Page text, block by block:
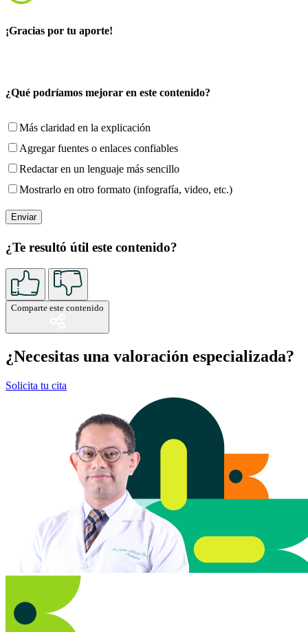
¡Gracias por tu aporte!
¿Qué podríamos mejorar en este contenido?
Más claridad en la explicación
Agregar fuentes o enlaces confiables
Redactar en un lenguaje más sencillo
Mostrarlo en otro formato (infografía, video, etc.)
¿Te resultó útil este contenido?
Comparte este contenido
¿Necesitas una valoración especializada?
Solicita tu cita